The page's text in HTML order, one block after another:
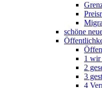
schöne
1 wir
2
3
4